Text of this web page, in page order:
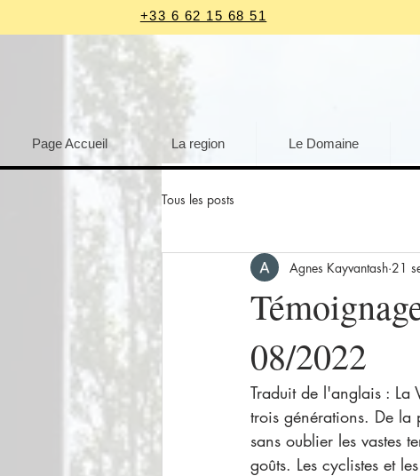
+33 6 62 15 68 51
Page Accueil La region Le Domaine
Tous les posts
08/2022
Agnes Kayvantash 21
Traduit de l'anglais :
trois générations. De la
sans oublier les vastes
goûts. Les cyclistes et